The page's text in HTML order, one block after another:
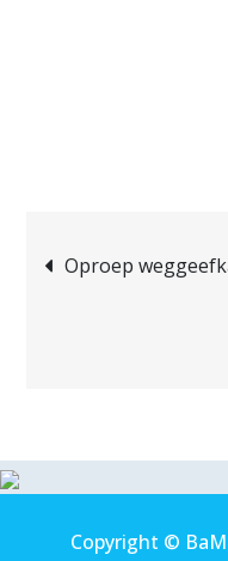
Bericht
Oproep
Copyright ©